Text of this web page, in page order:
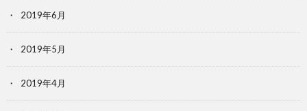
2019年6月
2019年5月
2019年4月